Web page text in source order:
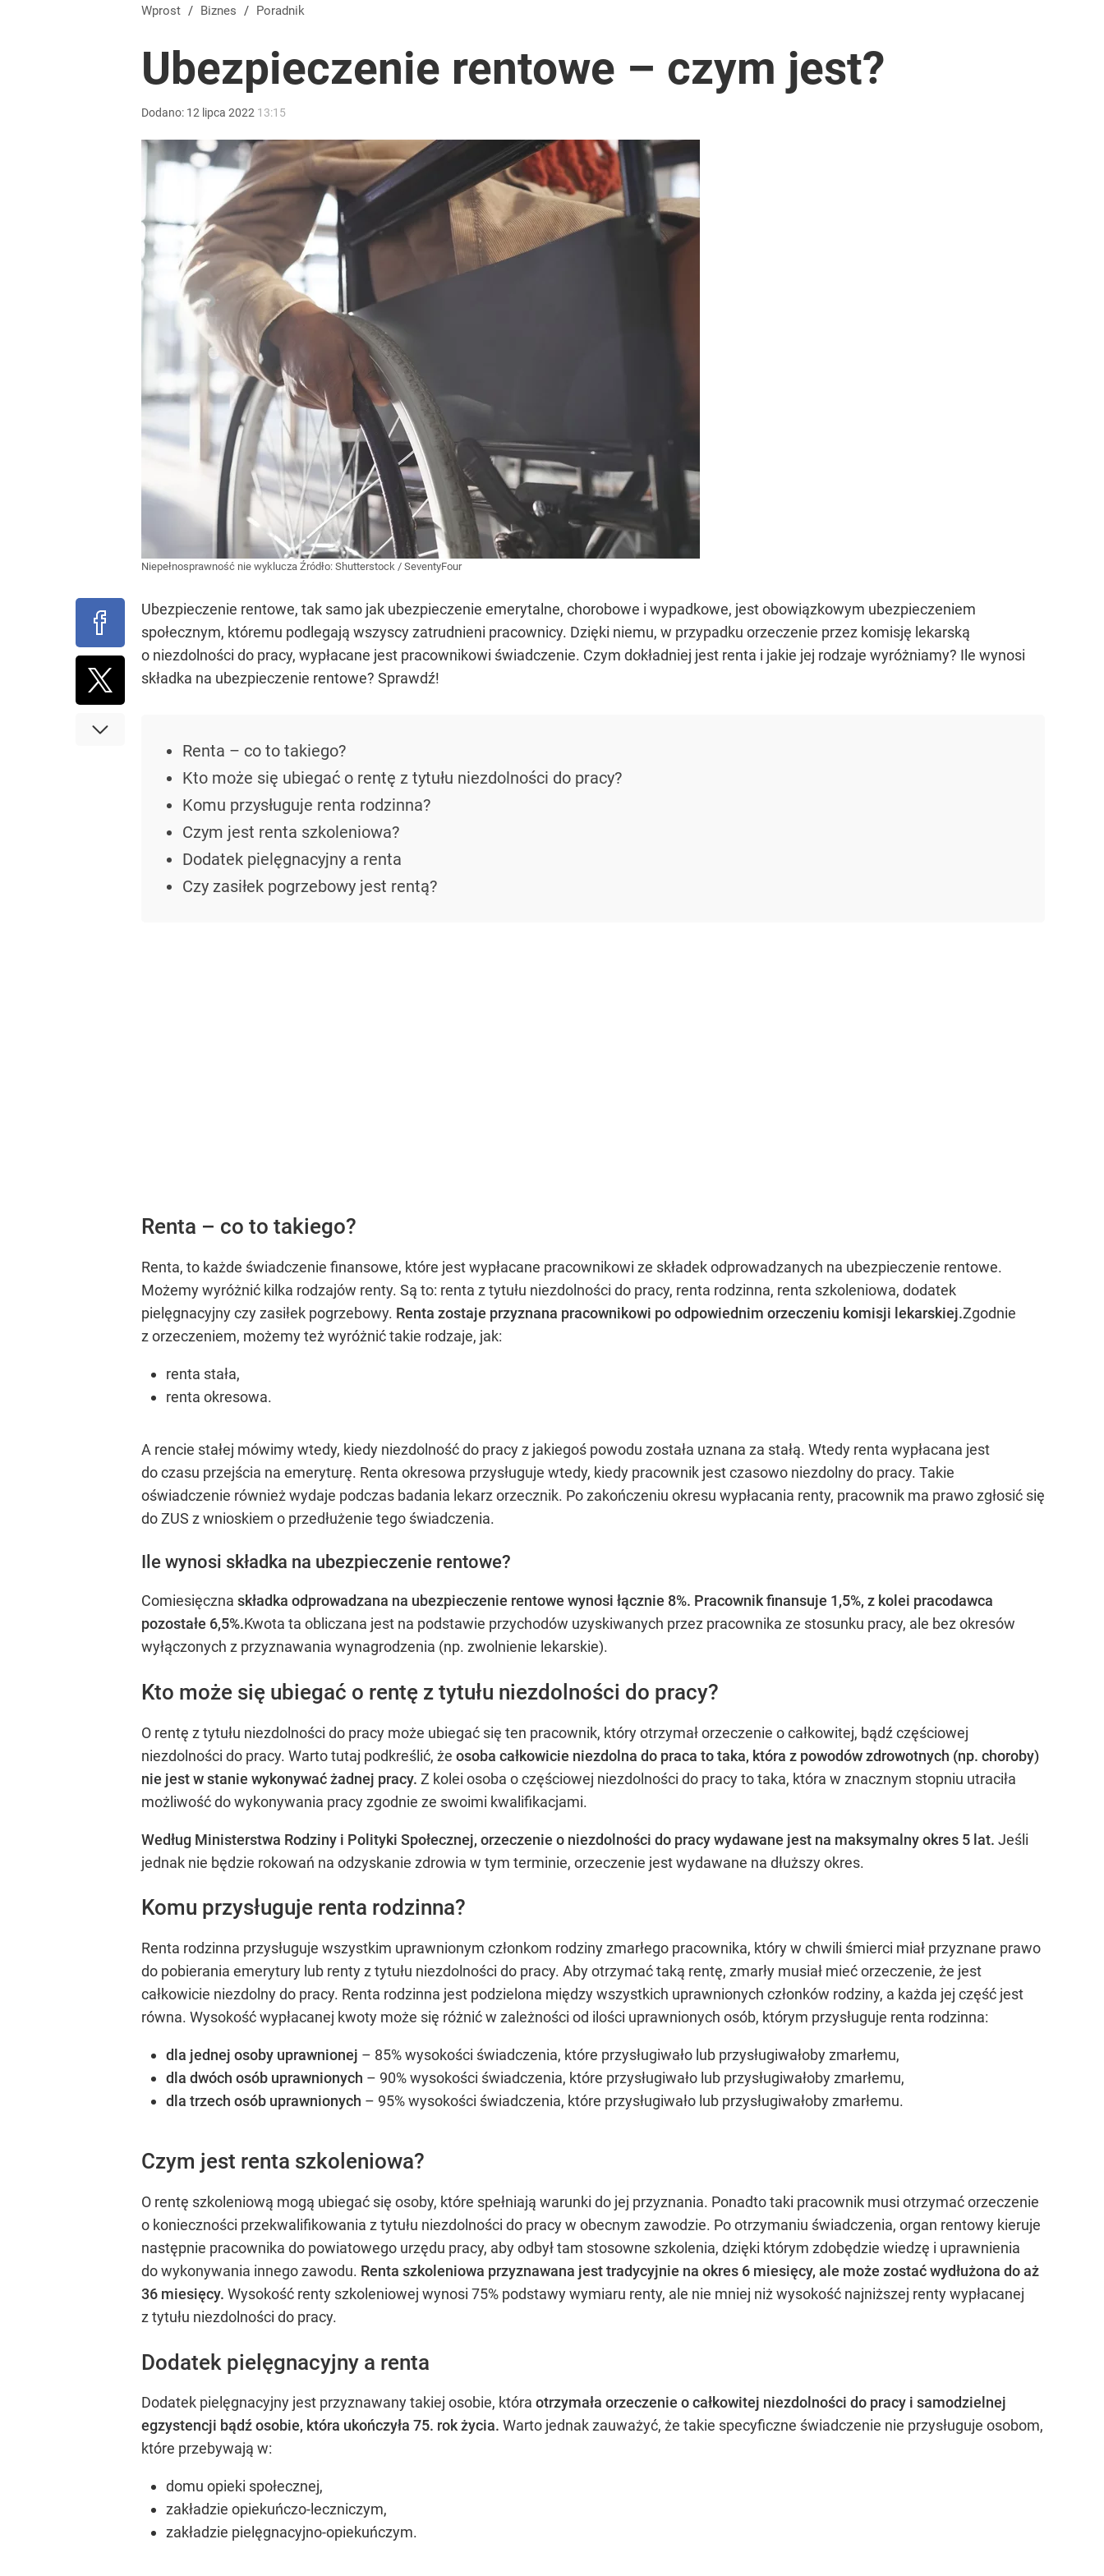
Wprost / Biznes / Poradnik
Ubezpieczenie rentowe – czym jest?
Dodano: 12 lipca 2022 13:15
Niepełnosprawność nie wyklucza Źródło: Shutterstock / SeventyFour
Ubezpieczenie rentowe, tak samo jak ubezpieczenie emerytalne, chorobowe i wypadkowe, jest obowiązkowym ubezpieczeniem
społecznym, któremu podlegają wszyscy zatrudnieni pracownicy. Dzięki niemu, w przypadku orzeczenie przez komisję lekarską
o niezdolności do pracy, wypłacane jest pracownikowi świadczenie. Czym dokładniej jest renta i jakie jej rodzaje wyróżniamy? Ile wynosi
składka na ubezpieczenie rentowe? Sprawdź!
Renta – co to takiego?
Kto może się ubiegać o rentę z tytułu niezdolności do pracy?
Komu przysługuje renta rodzinna?
Czym jest renta szkoleniowa?
Dodatek pielęgnacyjny a renta
Czy zasiłek pogrzebowy jest rentą?
Renta – co to takiego?
Renta, to każde świadczenie finansowe, które jest wypłacane pracownikowi ze składek odprowadzanych na ubezpieczenie rentowe.
Możemy wyróżnić kilka rodzajów renty. Są to: renta z tytułu niezdolności do pracy, renta rodzinna, renta szkoleniowa, dodatek
pielęgnacyjny czy zasiłek pogrzebowy. Renta zostaje przyznana pracownikowi po odpowiednim orzeczeniu komisji lekarskiej.Zgodnie
z orzeczeniem, możemy też wyróżnić takie rodzaje, jak:
renta stała,
renta okresowa.
A rencie stałej mówimy wtedy, kiedy niezdolność do pracy z jakiegoś powodu została uznana za stałą. Wtedy renta wypłacana jest
do czasu przejścia na emeryturę. Renta okresowa przysługuje wtedy, kiedy pracownik jest czasowo niezdolny do pracy. Takie
oświadczenie również wydaje podczas badania lekarz orzecznik. Po zakończeniu okresu wypłacania renty, pracownik ma prawo zgłosić się
do ZUS z wnioskiem o przedłużenie tego świadczenia.
Ile wynosi składka na ubezpieczenie rentowe?
Comiesięczna składka odprowadzana na ubezpieczenie rentowe wynosi łącznie 8%. Pracownik finansuje 1,5%, z kolei pracodawca
pozostałe 6,5%.Kwota ta obliczana jest na podstawie przychodów uzyskiwanych przez pracownika ze stosunku pracy, ale bez okresów
wyłączonych z przyznawania wynagrodzenia (np. zwolnienie lekarskie).
Kto może się ubiegać o rentę z tytułu niezdolności do pracy?
O rentę z tytułu niezdolności do pracy może ubiegać się ten pracownik, który otrzymał orzeczenie o całkowitej, bądź częściowej
niezdolności do pracy. Warto tutaj podkreślić, że osoba całkowicie niezdolna do praca to taka, która z powodów zdrowotnych (np. choroby)
nie jest w stanie wykonywać żadnej pracy. Z kolei osoba o częściowej niezdolności do pracy to taka, która w znacznym stopniu utraciła
możliwość do wykonywania pracy zgodnie ze swoimi kwalifikacjami.
Według Ministerstwa Rodziny i Polityki Społecznej, orzeczenie o niezdolności do pracy wydawane jest na maksymalny okres 5 lat. Jeśli
jednak nie będzie rokowań na odzyskanie zdrowia w tym terminie, orzeczenie jest wydawane na dłuższy okres.
Komu przysługuje renta rodzinna?
Renta rodzinna przysługuje wszystkim uprawnionym członkom rodziny zmarłego pracownika, który w chwili śmierci miał przyznane prawo
do pobierania emerytury lub renty z tytułu niezdolności do pracy. Aby otrzymać taką rentę, zmarły musiał mieć orzeczenie, że jest
całkowicie niezdolny do pracy. Renta rodzinna jest podzielona między wszystkich uprawnionych członków rodziny, a każda jej część jest
równa. Wysokość wypłacanej kwoty może się różnić w zależności od ilości uprawnionych osób, którym przysługuje renta rodzinna:
dla jednej osoby uprawnionej – 85% wysokości świadczenia, które przysługiwało lub przysługiwałoby zmarłemu,
dla dwóch osób uprawnionych – 90% wysokości świadczenia, które przysługiwało lub przysługiwałoby zmarłemu,
dla trzech osób uprawnionych – 95% wysokości świadczenia, które przysługiwało lub przysługiwałoby zmarłemu.
Czym jest renta szkoleniowa?
O rentę szkoleniową mogą ubiegać się osoby, które spełniają warunki do jej przyznania. Ponadto taki pracownik musi otrzymać orzeczenie
o konieczności przekwalifikowania z tytułu niezdolności do pracy w obecnym zawodzie. Po otrzymaniu świadczenia, organ rentowy kieruje
następnie pracownika do powiatowego urzędu pracy, aby odbył tam stosowne szkolenia, dzięki którym zdobędzie wiedzę i uprawnienia
do wykonywania innego zawodu. Renta szkoleniowa przyznawana jest tradycyjnie na okres 6 miesięcy, ale może zostać wydłużona do aż
36 miesięcy. Wysokość renty szkoleniowej wynosi 75% podstawy wymiaru renty, ale nie mniej niż wysokość najniższej renty wypłacanej
z tytułu niezdolności do pracy.
Dodatek pielęgnacyjny a renta
Dodatek pielęgnacyjny jest przyznawany takiej osobie, która otrzymała orzeczenie o całkowitej niezdolności do pracy i samodzielnej
egzystencji bądź osobie, która ukończyła 75. rok życia. Warto jednak zauważyć, że takie specyficzne świadczenie nie przysługuje osobom,
które przebywają w:
domu opieki społecznej,
zakładzie opiekuńczo-leczniczym,
zakładzie pielęgnacyjno-opiekuńczym.